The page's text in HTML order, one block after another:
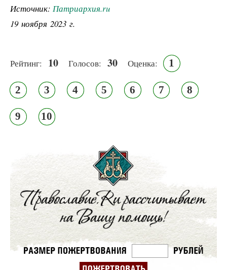
Источник: Патриархия.ru
19 ноября 2023 г.
Рейтинг: 10 Голосов: 30 Оценка: 1
2 3 4 5 6 7 8
9 10